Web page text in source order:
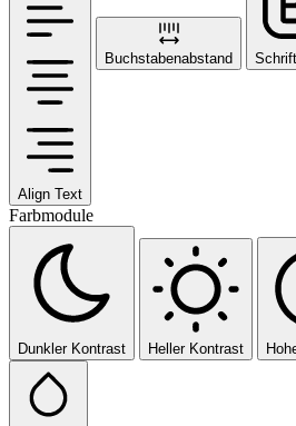
Align Text
Buchstabenabstand
Farbmodule
Dunkler Kontrast Heller Kontrast